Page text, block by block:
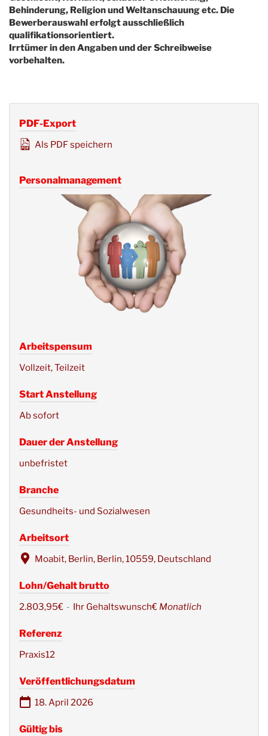
Behinderung, Religion und Weltanschauung etc. Die
Bewerberauswahl erfolgt ausschließlich
qualifikationsorientiert.
Irrtümer in den Angaben und der Schreibweise
vorbehalten.
PDF-Export
Als PDF speichern
Personalmanagement
Arbeitspensum
Vollzeit, Teilzeit
Start Anstellung
Ab sofort
Dauer der Anstellung
unbefristet
Branche
Gesundheits- und Sozialwesen
Arbeitsort
Moabit, Berlin, Berlin, 10559, Deutschland
Lohn/Gehalt brutto
2.803,95€ - Ihr Gehaltswunsch€ Monatlich
Referenz
Praxis12
Veröffentlichungsdatum
18. April 2026
Gültig bis